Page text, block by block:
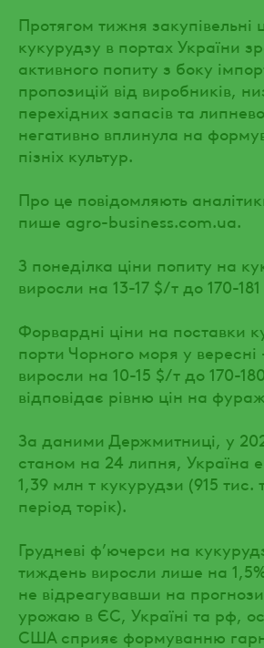
Протягом тижня закупівельні
кукурудзу в портах України
активного попиту з боку
пропозицій від виробників,
перехідних запасів та
негативно вплинула на
пізніх культур.
Про це повідомляють
пише agro-business.com.ua.
З понеділка ціни попиту на
виросли на 13-17 $/т до 170-
Форвардні ціни на поставки
порти Чорного моря у вересні
виросли на 10-15 $/т до 170-
відповідає рівню цін на
За даними Держмитниці, у
станом на 24 липня, Україна
1,39 млн т кукурудзи (915 тис.
період торік).
Грудневі ф’ючерси на
тиждень виросли лише на
не відреагувавши на
урожаю в ЄС, Україні та рф,
США сприяє формуванню